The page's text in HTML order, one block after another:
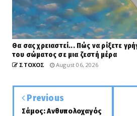
Θα σας χρειαστεί... Πώς να ρίξετε
του σώματος σε μια ζεστή μέρα
ΣΤΟΧΟΣ August 06, 2026
Previous
Σάμος: Ανθυπολοχαγός